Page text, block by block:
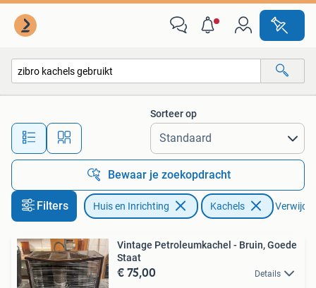
Alle afstanden…
Sorteer op
Bewaar je zoekopdracht
Filters Huis en Inrichting Kachels
Vintage Petroleumkachel - Bruin, Goede
Staat
€ 75,00 Details